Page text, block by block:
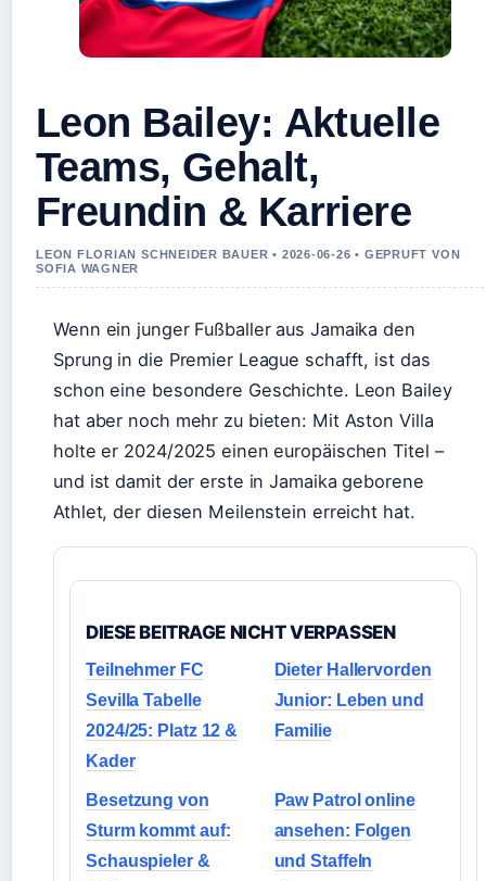
Leon Bailey: Aktuelle
Teams, Gehalt,
Freundin & Karriere
LEON FLORIAN SCHNEIDER BAUER • 2026-06-26 • GEPRUFT VON
SOFIA WAGNER
Wenn ein junger Fußballer aus Jamaika den
Sprung in die Premier League schafft, ist das
schon eine besondere Geschichte. Leon Bailey
hat aber noch mehr zu bieten: Mit Aston Villa
holte er 2024/2025 einen europäischen Titel –
und ist damit der erste in Jamaika geborene
Athlet, der diesen Meilenstein erreicht hat.
DIESE BEITRAGE NICHT VERPASSEN
Teilnehmer FC
Sevilla Tabelle
2024/25: Platz 12 &
Kader
Dieter Hallervorden
Junior: Leben und
Familie
Besetzung von
Sturm kommt auf:
Schauspieler &
Paw Patrol online
ansehen: Folgen
und Staffeln